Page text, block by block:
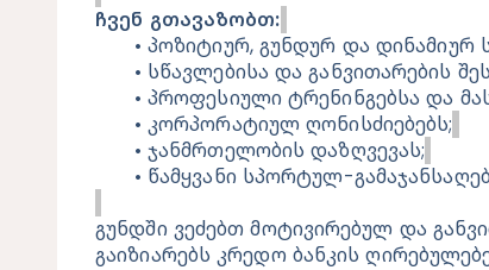
ჩვენ გთავაზობთ:
პოზიტიურ, გუნდურ და დინამიურ
სწავლებისა და განვითარების
პროფესიული ტრენინგებსა და
კორპორატიულ ღონისძიებებს;
ჯანმრთელობის დაზღვევას;
წამყვანი სპორტულ-
გუნდში ვეძებთ მოტივირებულ და
გაიზიარებს კრედო ბანკის